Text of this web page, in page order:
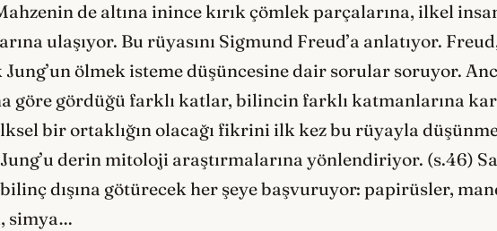
de altına inince kırık çömlek parçalarına, ilkel
ulaşıyor. Bu rüyasını Sigmund Freud’a anlatıyor.
ölmek isteme düşüncesine dair sorular soruyor.
göre gördüğü farklı katlar, bilincin farklı katmanlarına
bir ortaklığın olacağı fikrini ilk kez bu rüyayla
derin mitoloji araştırmalarına yönlendiriyor. (s.46)
dışına götürecek her şeye başvuruyor: papirüsler,
simya…